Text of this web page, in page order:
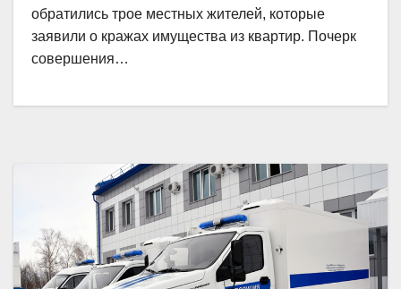
обратились трое местных жителей, которые
заявили о кражах имущества из квартир. Почерк
совершения…